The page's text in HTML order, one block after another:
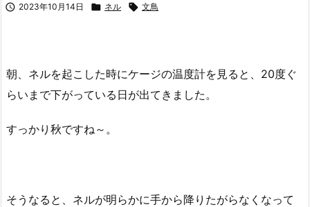
 2023年10月14日  ネル  文鳥
朝、ネルを起こした時にケージの温度計を見ると、20度ぐ
らいまで下がっている日が出てきました。
すっかり秋ですね～。
そうなると、ネルが明らかに手から降りたがらなくなって